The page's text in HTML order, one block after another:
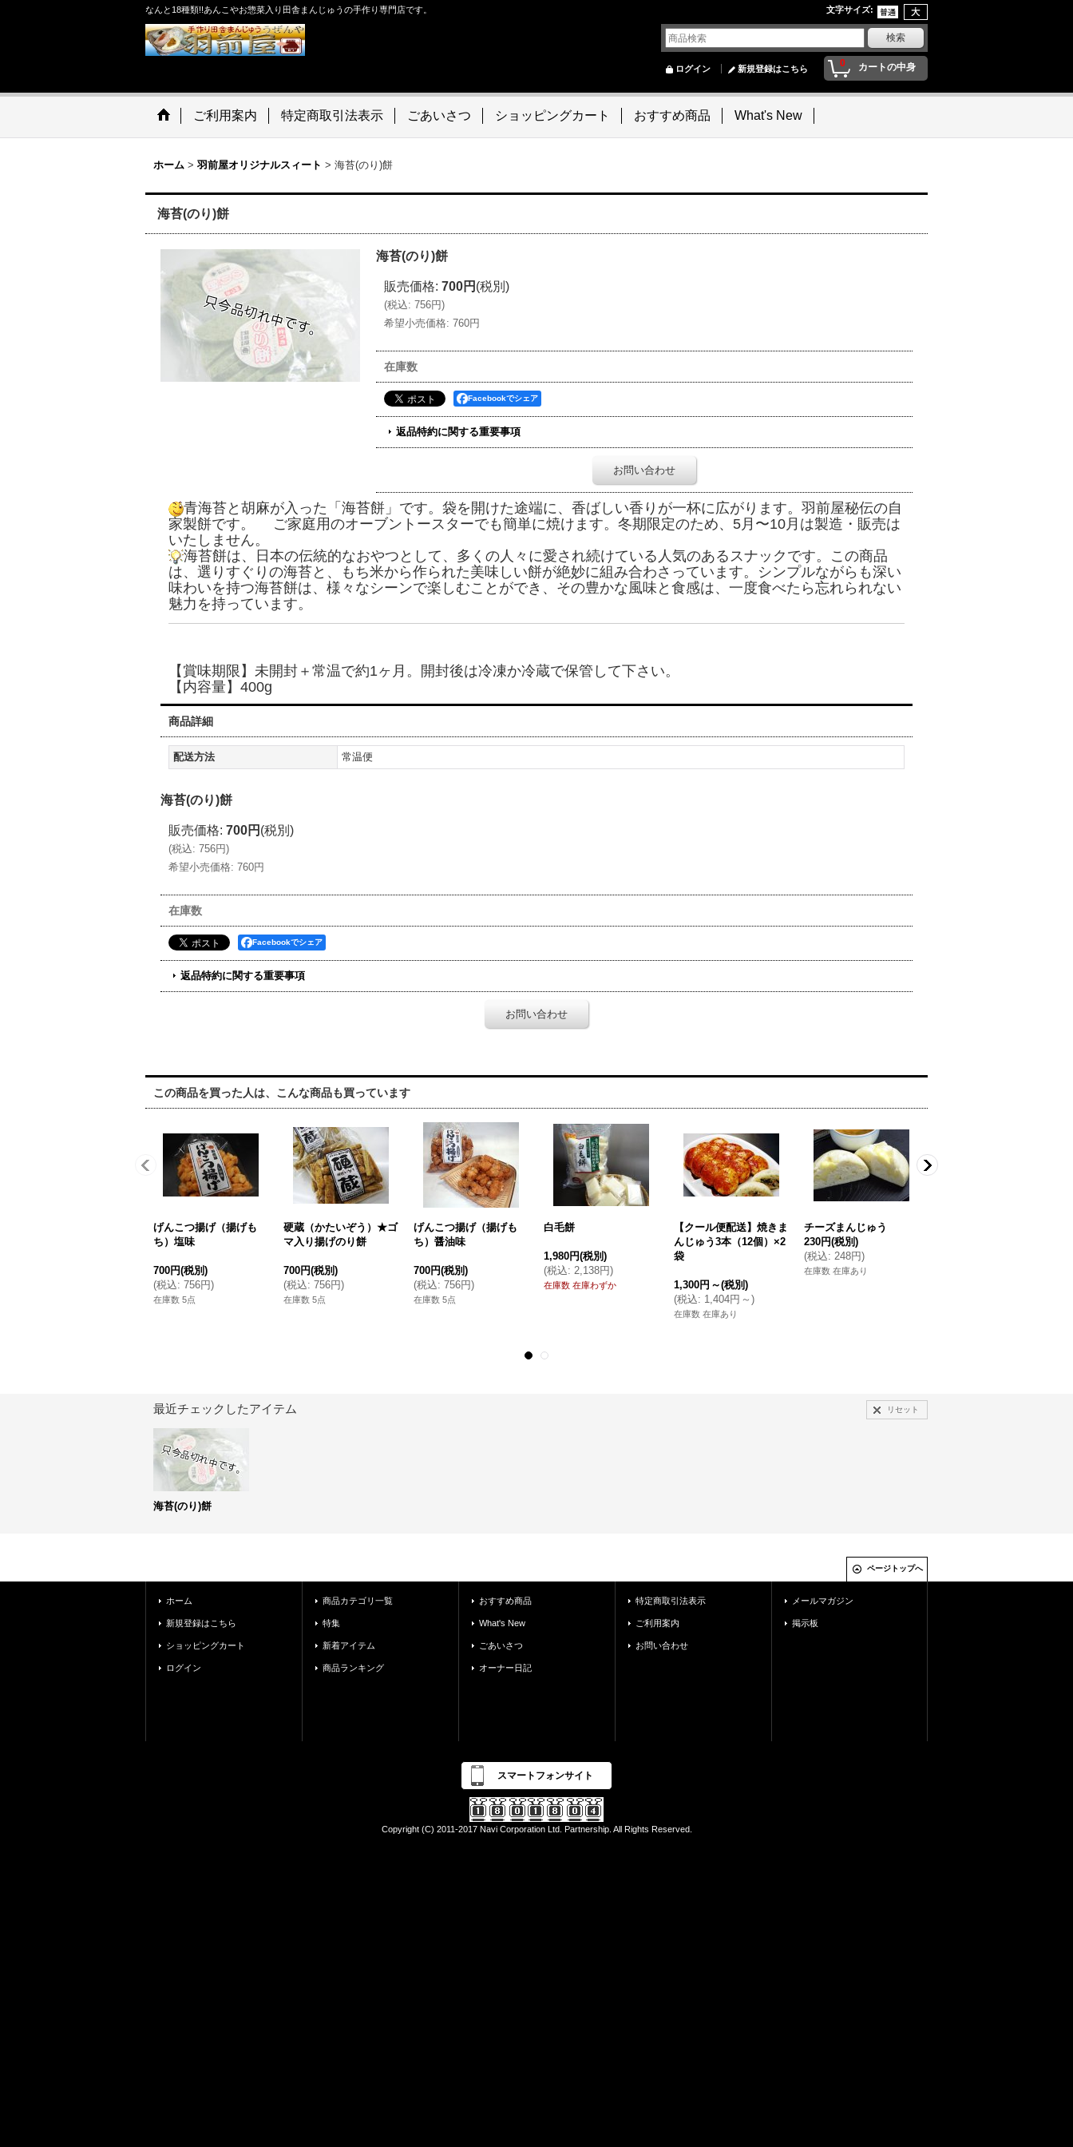
なんと18種類!!あんこやお惣菜入り田舎まんじゅうの手作り専門店です。 文字サイズ:
0 カートの中身
ログイン 新規登録はこちら
ご利用案内 特定商取引法表示 ごあいさつ ショッピングカート おすすめ商品 What's New
ホーム > 羽前屋オリジナルスィート > 海苔(のり)餅
海苔(のり)餅
海苔(のり)餅
販売価格: 700円 (税別)
(税込: 756円)
希望小売価格: 760円
在庫数
Facebookでシェア
返品特約に関する重要事項
お問い合わせ
青海苔と胡麻が入った「海苔餅」です。袋を開けた途端に、香ばしい香りが一杯に広がります。羽前屋秘伝の自
家製餅です。 ご家庭用のオーブントースターでも簡単に焼けます。冬期限定のため、5月〜10月は製造・販売は
いたしません。
海苔餅は、日本の伝統的なおやつとして、多くの人々に愛され続けている人気のあるスナックです。この商品
は、選りすぐりの海苔と、もち米から作られた美味しい餅が絶妙に組み合わさっています。シンプルながらも深い
味わいを持つ海苔餅は、様々なシーンで楽しむことができ、その豊かな風味と食感は、一度食べたら忘れられない
魅力を持っています。
【賞味期限】未開封＋常温で約1ヶ月。開封後は冷凍か冷蔵で保管して下さい。
【内容量】400g
商品詳細
配送方法 常温便
海苔(のり)餅
販売価格: 700円 (税別)
(税込: 756円)
希望小売価格: 760円
在庫数
Facebookでシェア
返品特約に関する重要事項
お問い合わせ
この商品を買った人は、こんな商品も買っています
げんこつ揚げ（揚げも
ち）塩味
700円(税別)
(税込: 756円)
在庫数 5点
硬蔵（かたいぞう）★ゴ
マ入り揚げのり餅
700円(税別)
(税込: 756円)
在庫数 5点
げんこつ揚げ（揚げも
ち）醤油味
700円(税別)
(税込: 756円)
在庫数 5点
白毛餅
1,980円(税別)
(税込: 2,138円)
在庫数 在庫わずか
【クール便配送】焼きま
んじゅう3本（12個）×2
袋
1,300円 ～(税別)
(税込: 1,404円 ～ )
在庫数 在庫あり
チーズまんじゅう
230円(税別)
(税込: 248円)
在庫数 在庫あり
最近チェックしたアイテム リセット
海苔(のり)餅
ページトップへ
ホーム
新規登録はこちら
ショッピングカート
ログイン
商品カテゴリ一覧
特集
新着アイテム
商品ランキング
おすすめ商品
What's New
ごあいさつ
オーナー日記
特定商取引法表示
ご利用案内
お問い合わせ
メールマガジン
掲示板
スマートフォンサイト
Copyright (C) 2011-2017 Navi Corporation Ltd. Partnership. All Rights Reserved.